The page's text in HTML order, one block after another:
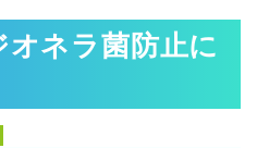
ネラ菌防止に